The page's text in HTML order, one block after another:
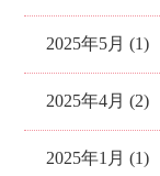
2025年5月 (1)
2025年4月 (2)
2025年1月 (1)